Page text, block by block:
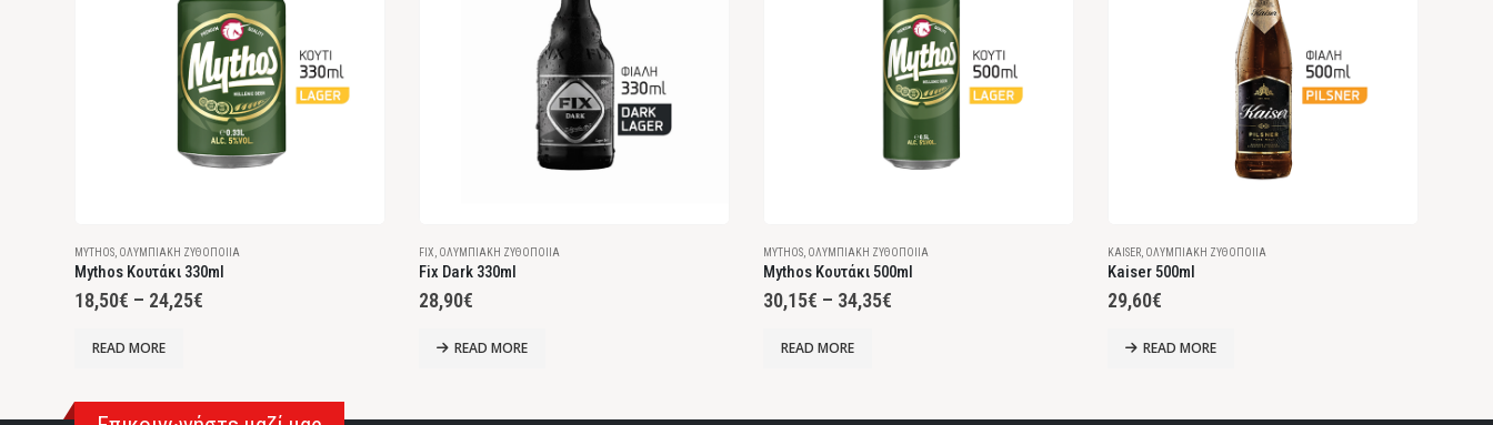
MYTHOS ΟΛΥΜΠΙΑΚΉ ΖΥΘΟΠΟΙΊΑ
Mythos Κουτάκι 330ml
18,50€ – 24,25€
READ MORE
FIX ΟΛΥΜΠΙΑΚΉ ΖΥΘΟΠΟΙΊΑ
Fix Dark 330ml
28,90€
READ MORE
MYTHOS ΟΛΥΜΠΙΑΚΉ ΖΥΘΟΠΟΙΊΑ
Mythos Κουτάκι 500ml
30,15€ – 34,35€
READ MORE
KAISER ΟΛΥΜΠΙΑΚΉ ΖΥΘΟΠΟΙΊΑ
Kaiser 500ml
29,60€
READ MORE